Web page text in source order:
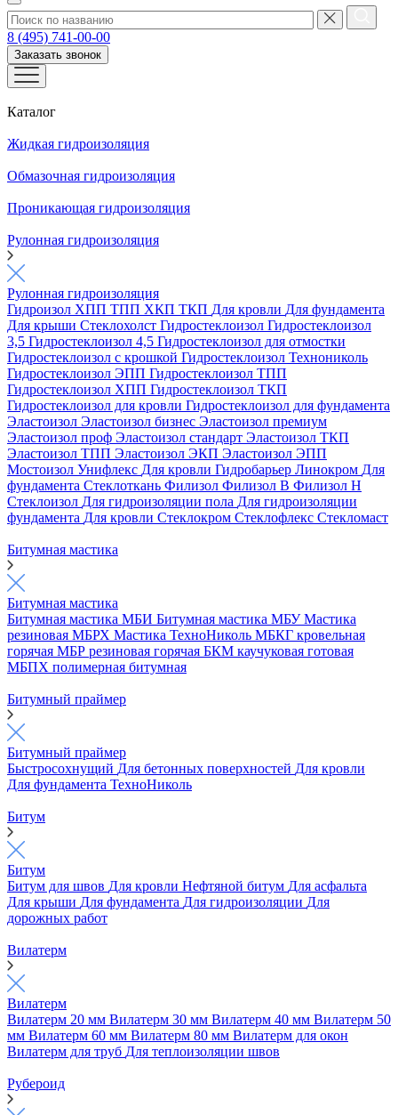
8 (495) 741-00-00
Заказать звонок
Каталог
Жидкая гидроизоляция
Обмазочная гидроизоляция
Проникающая гидроизоляция
Рулонная гидроизоляция
Рулонная гидроизоляция
Гидроизол ХПП ТПП ХКП ТКП Для кровли Для фундамента
Для крыши Стеклохолст Гидростеклоизол Гидростеклоизол
3,5 Гидростеклоизол 4,5 Гидростеклоизол для отмостки
Гидростеклоизол с крошкой Гидростеклоизол Технониколь
Гидростеклоизол ЭПП Гидростеклоизол ТПП
Гидростеклоизол ХПП Гидростеклоизол ТКП
Гидростеклоизол для кровли Гидростеклоизол для фундамента
Эластоизол Эластоизол бизнес Эластоизол премиум
Эластоизол проф Эластоизол стандарт Эластоизол ТКП
Эластоизол ТПП Эластоизол ЭКП Эластоизол ЭПП
Мостоизол Унифлекс Для кровли Гидробарьер Линокром Для
фундамента Стеклоткань Филизол Филизол В Филизол Н
Стеклоизол Для гидроизоляции пола Для гидроизоляции
фундамента Для кровли Стеклокром Стеклофлекс Стекломаст
Битумная мастика
Битумная мастика
Битумная мастика МБИ Битумная мастика МБУМастика
резиновая МБРХ Мастика ТехноНиколь МБКГ кровельная
горячая МБР резиновая горячая БКМ каучуковая готовая
МБПХ полимерная битумная
Битумный праймер
Битумный праймер
Быстросохнущий Для бетонных поверхностей Для кровли
Для фундамента ТехноНиколь
Битум
Битум
Битум для швов Для кровли Нефтяной битум Для асфальта
Для крыши Для фундамента Для гидроизоляции Для
дорожных работ
Вилатерм
Вилатерм
Вилатерм 20 мм Вилатерм 30 мм Вилатерм 40 мм Вилатерм 50
мм Вилатерм 60 мм Вилатерм 80 мм Вилатерм для окон
Вилатерм для труб Для теплоизоляции швов
Рубероид